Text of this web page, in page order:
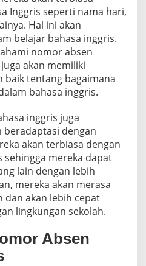
Inggris seperti nama hari,
Hal ini akan
belajar bahasa inggris.
nomor absen
akan memiliki
baik tentang bagaimana
bahasa inggris.
inggris juga
beradaptasi dengan
akan terbiasa dengan
sehingga mereka dapat
lain dengan lebih
mereka akan merasa
dan akan lebih cepat
lingkungan sekolah.
Absen